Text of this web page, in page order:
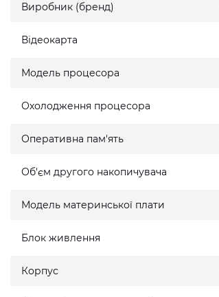
Виробник (бренд)
Відеокарта
Модель процесора
Охолодження процесора
Оперативна пам'ять
Об'єм другого накопичувача
Модель материнської плати
Блок живлення
Корпус